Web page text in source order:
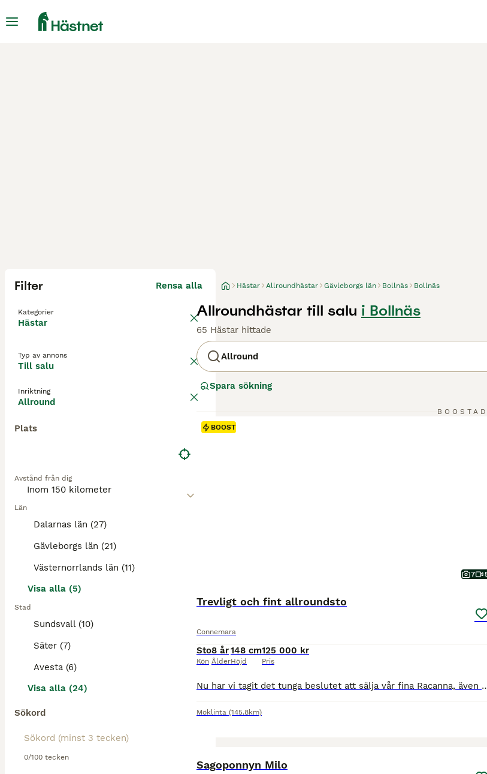
Filter Rensa alla
Kategorier
Hästar
Typ av annons
Till salu
Inriktning
Allround
Plats
Avstånd från dig
Län
Dalarnas län (27)
Gävleborgs län (21)
Västernorrlands län (11)
Visa alla (5)
Stad
Sundsvall (10)
Säter (7)
Avesta (6)
Visa alla (24)
Sökord
0/100 tecken
Hästar Allroundhästar Gävleborgs län Bollnäs Bollnäs
Allroundhästar till salu i Bollnäs
65 Hästar hittade
Allround
Spara sökning
BOOST
7
Trevligt och fint allroundsto
Connemara
Sto
Kön
8 år
Ålder
148 cm
Höjd
125 000 kr
Pris
Nu har vi tagit det tunga beslutet att sälja vår fina Racanna, även kallad ”Kannan”. Kannan importerades direkt från Irland i mars 2025. Hon är 8 år gammal och 148 cm, ej
Möklinta (145.8km)
Sagoponnyn Milo